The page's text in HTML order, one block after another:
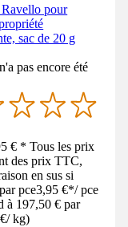
pour
sac de 20 g
pas encore été
€ * Tous les prix
des prix TTC,
en sus si
pce3,95 €*/ pce
à 197,50 € par
/ kg)